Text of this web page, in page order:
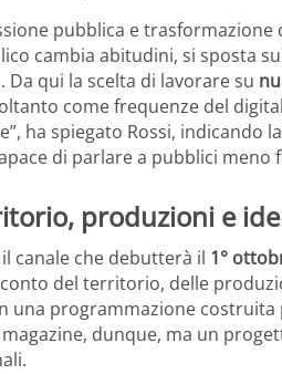
pubblica e trasformazione
cambia abitudini, si sposta
qui la scelta di lavorare su
come frequenze del
ha spiegato Rossi, indicando
di parlare a pubblici meno
produzioni e
il canale che debutterà il 1°
del territorio, delle
una programmazione
dunque, ma un